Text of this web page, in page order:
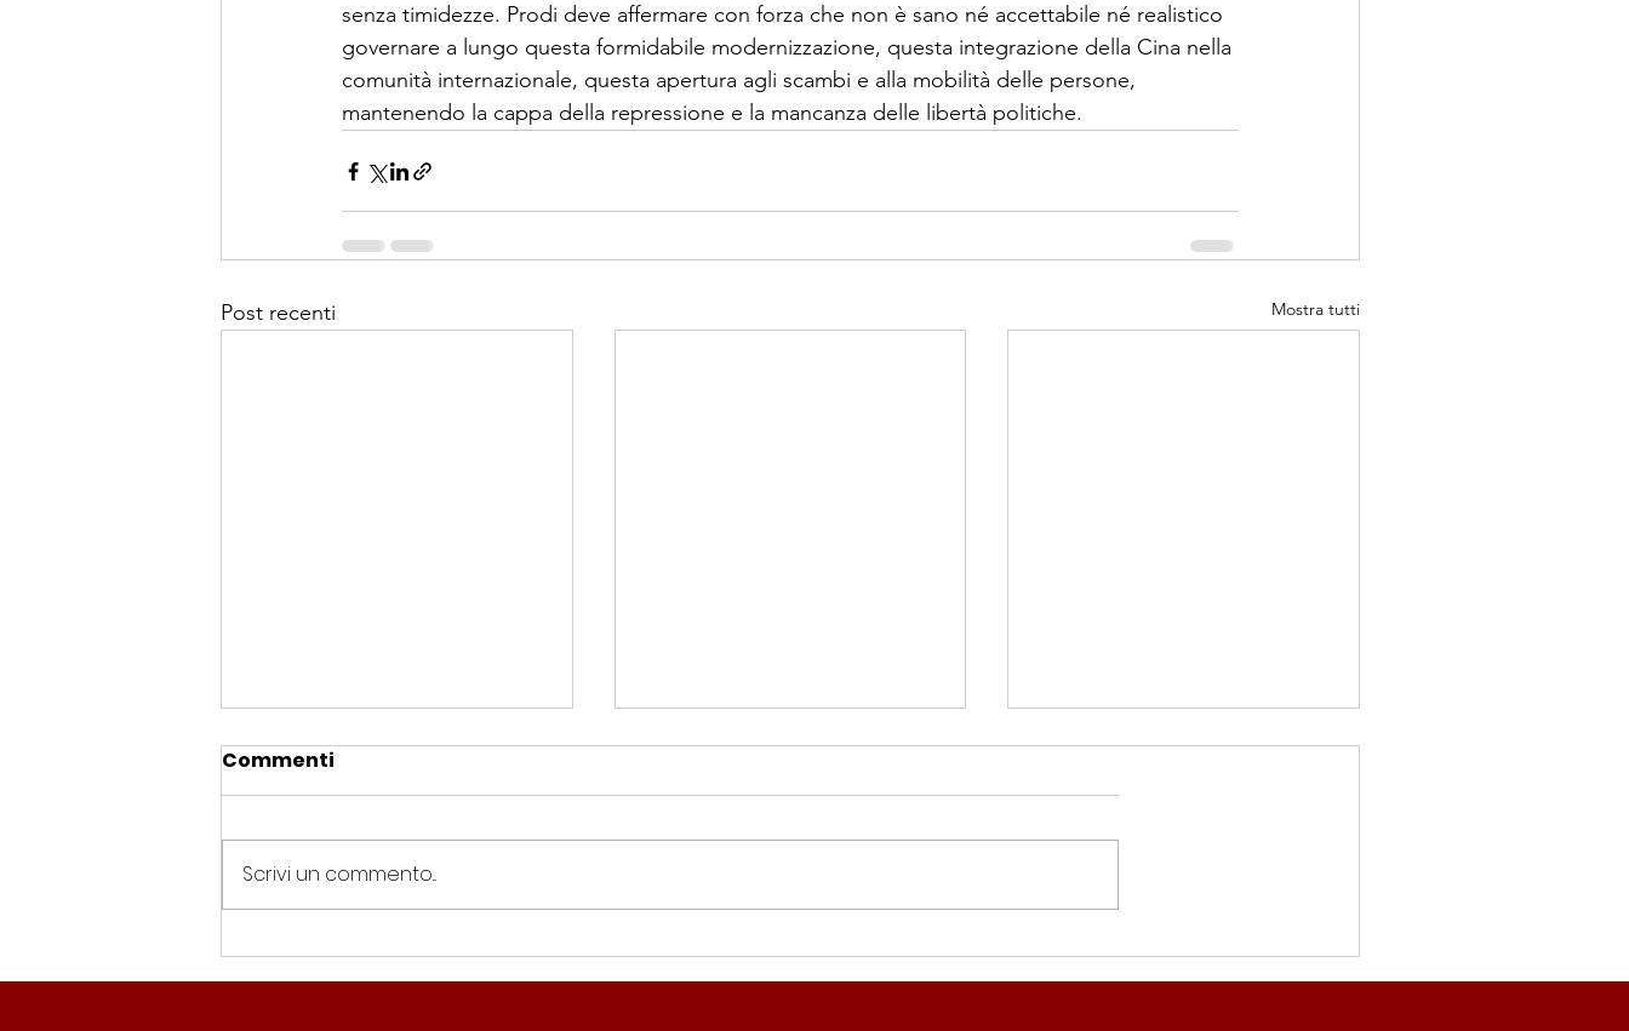
senza timidezze. Prodi deve affermare con forza che non è sano né accettabile né realistico
governare a lungo questa formidabile modernizzazione, questa integrazione della Cina nella
comunità internazionale, questa apertura agli scambi e alla mobilità delle persone,
mantenendo la cappa della repressione e la mancanza delle libertà politiche.
Post recenti Mostra tutti
Spin Time, Colucci: “Non
solo occupazione: 400
Periferie, Colucci
(Radicali Roma): “La
Termovalorizzatore,
Colucci (Radicali Roma):
Commenti
Scrivi un commento...